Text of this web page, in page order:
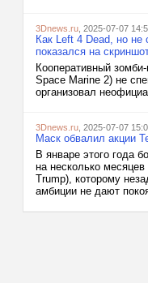
3Dnews.ru , 2025-07-07
Как Left 4 Dead, но не
показался на
Кооперативный
Space Marine 2) не
организовал
3Dnews.ru , 2025-07-07
Маск обвалил акции
В январе этого года
на несколько
Trump), которому
амбиции не дают